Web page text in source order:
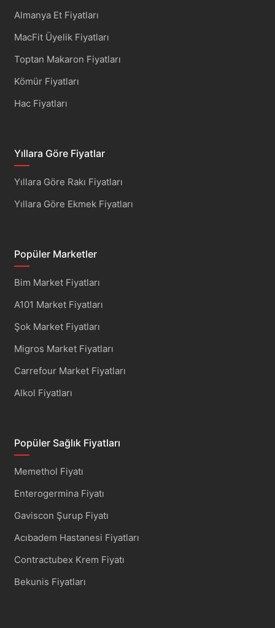
Almanya Et Fiyatları
MacFit Üyelik Fiyatları
Toptan Makaron Fiyatları
Kömür Fiyatları
Hac Fiyatları
Yıllara Göre Fiyatlar
Yıllara Göre Rakı Fiyatları
Yıllara Göre Ekmek Fiyatları
Popüler Marketler
Bim Market Fiyatları
A101 Market Fiyatları
Şok Market Fiyatları
Migros Market Fiyatları
Carrefour Market Fiyatları
Alkol Fiyatları
Popüler Sağlık Fiyatları
Memethol Fiyatı
Enterogermina Fiyatı
Gaviscon Şurup Fiyatı
Acıbadem Hastanesi Fiyatları
Contractubex Krem Fiyatı
Bekunis Fiyatları